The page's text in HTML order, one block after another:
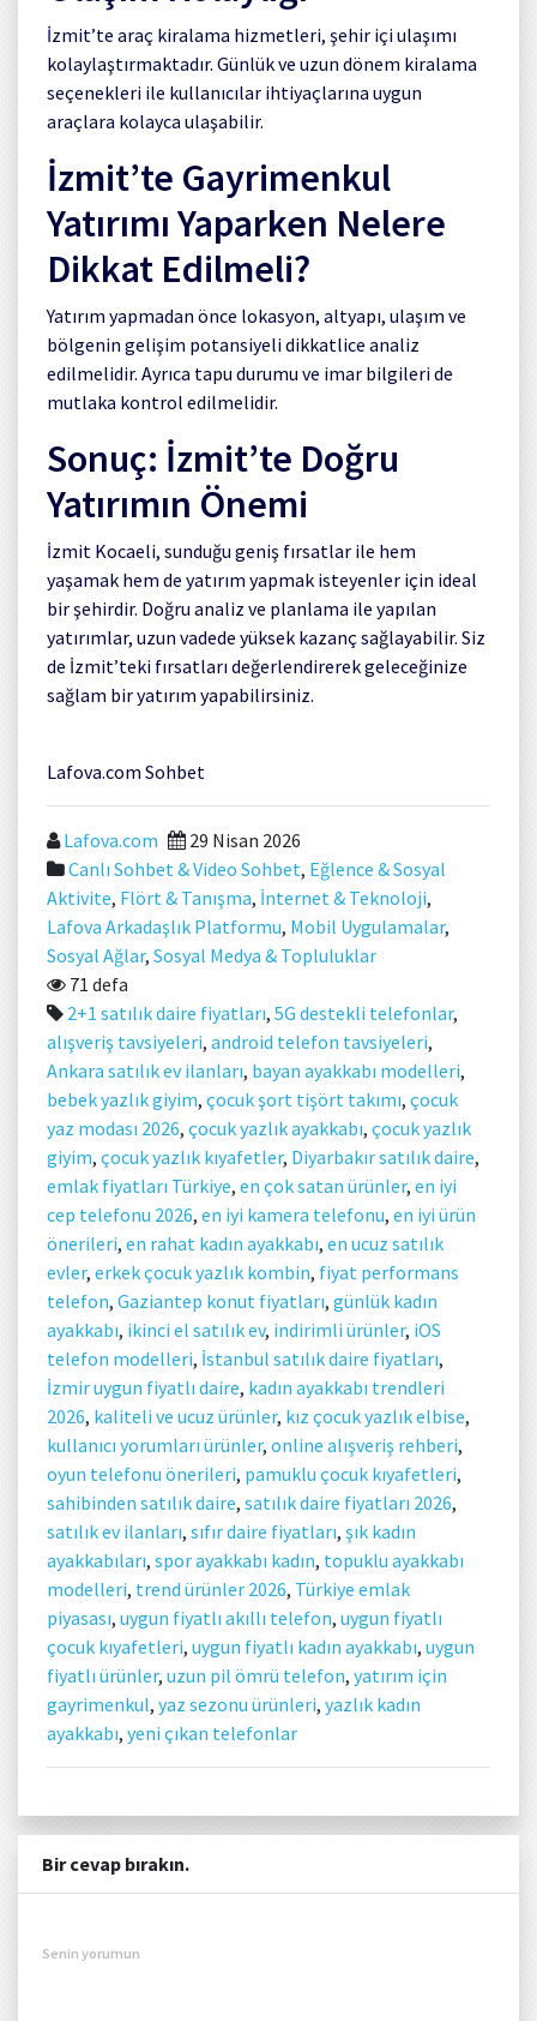
İzmit’te araç kiralama hizmetleri, şehir içi ulaşımı
kolaylaştırmaktadır. Günlük ve uzun dönem kiralama
seçenekleri ile kullanıcılar ihtiyaçlarına uygun
araçlara kolayca ulaşabilir.
İzmit’te Gayrimenkul
Yatırımı Yaparken Nelere
Dikkat Edilmeli?
Yatırım yapmadan önce lokasyon, altyapı, ulaşım ve
bölgenin gelişim potansiyeli dikkatlice analiz
edilmelidir. Ayrıca tapu durumu ve imar bilgileri de
mutlaka kontrol edilmelidir.
Sonuç: İzmit’te Doğru
Yatırımın Önemi
İzmit Kocaeli, sunduğu geniş fırsatlar ile hem
yaşamak hem de yatırım yapmak isteyenler için ideal
bir şehirdir. Doğru analiz ve planlama ile yapılan
yatırımlar, uzun vadede yüksek kazanç sağlayabilir. Siz
de İzmit’teki fırsatları değerlendirerek geleceğinize
sağlam bir yatırım yapabilirsiniz.
Lafova.com Sohbet
Lafova.com
29 Nisan 2026
Canlı Sohbet & Video Sohbet, Eğlence & Sosyal
Aktivite, Flört & Tanışma, İnternet & Teknoloji,
Lafova Arkadaşlık Platformu, Mobil Uygulamalar,
Sosyal Ağlar, Sosyal Medya & Topluluklar
71 defa
2+1 satılık daire fiyatları, 5G destekli telefonlar,
alışveriş tavsiyeleri, android telefon tavsiyeleri,
Ankara satılık ev ilanları, bayan ayakkabı modelleri,
bebek yazlık giyim, çocuk şort tişört takımı, çocuk
yaz modası 2026, çocuk yazlık ayakkabı, çocuk yazlık
giyim, çocuk yazlık kıyafetler, Diyarbakır satılık daire,
emlak fiyatları Türkiye, en çok satan ürünler, en iyi
cep telefonu 2026, en iyi kamera telefonu, en iyi ürün
önerileri, en rahat kadın ayakkabı, en ucuz satılık
evler, erkek çocuk yazlık kombin, fiyat performans
telefon, Gaziantep konut fiyatları, günlük kadın
ayakkabı, ikinci el satılık ev, indirimli ürünler, iOS
telefon modelleri, İstanbul satılık daire fiyatları,
İzmir uygun fiyatlı daire, kadın ayakkabı trendleri
2026, kaliteli ve ucuz ürünler, kız çocuk yazlık elbise,
kullanıcı yorumları ürünler, online alışveriş rehberi,
oyun telefonu önerileri, pamuklu çocuk kıyafetleri,
sahibinden satılık daire, satılık daire fiyatları 2026,
satılık ev ilanları, sıfır daire fiyatları, şık kadın
ayakkabıları, spor ayakkabı kadın, topuklu ayakkabı
modelleri, trend ürünler 2026, Türkiye emlak
piyasası, uygun fiyatlı akıllı telefon, uygun fiyatlı
çocuk kıyafetleri, uygun fiyatlı kadın ayakkabı, uygun
fiyatlı ürünler, uzun pil ömrü telefon, yatırım için
gayrimenkul, yaz sezonu ürünleri, yazlık kadın
ayakkabı, yeni çıkan telefonlar
Bir cevap bırakın.
Senin yorumun